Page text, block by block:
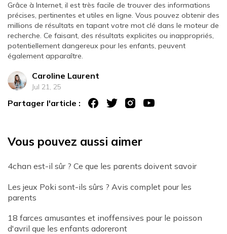
Grâce à Internet, il est très facile de trouver des informations
précises, pertinentes et utiles en ligne. Vous pouvez obtenir des
millions de résultats en tapant votre mot clé dans le moteur de
recherche. Ce faisant, des résultats explicites ou inappropriés,
potentiellement dangereux pour les enfants, peuvent
également apparaître.
Caroline Laurent
Jul 21, 25
Partager l'article :
Vous pouvez aussi aimer
4chan est-il sûr ? Ce que les parents doivent savoir
Les jeux Poki sont-ils sûrs ? Avis complet pour les
parents
18 farces amusantes et inoffensives pour le poisson
d'avril que les enfants adoreront